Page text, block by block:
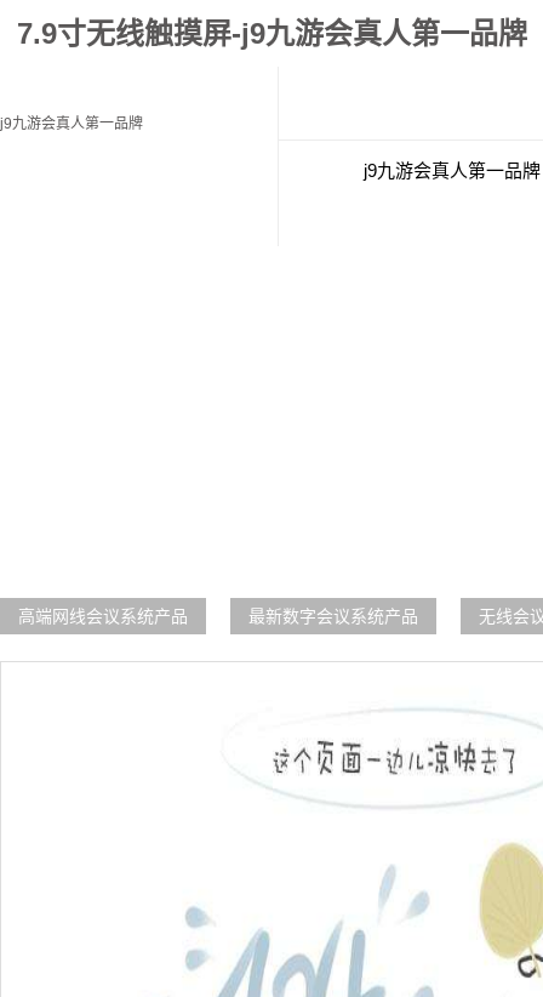
7.9寸无线触摸屏-j9九游会真人第一品牌
j9九游会真人第一品牌
j9九游会真人第一品牌
高端网线会议系统产品 最新数字会议系统产品 无线会